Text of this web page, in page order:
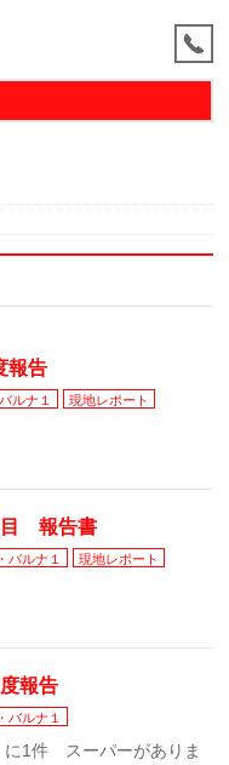
報告
ルナ１ 現地レポート
目 報告書
バルナ１ 現地レポート
報告
バルナ１
に1件 スーパーがありま